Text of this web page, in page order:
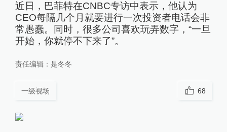
近日，巴菲特在CNBC专访中表示，他认为
CEO每隔几个月就要进行一次投资者电话会非
常愚蠢。同时，很多公司喜欢玩弄数字，“一旦
开始，你就停不下来了”。
责任编辑： 是冬冬
一级视场 68